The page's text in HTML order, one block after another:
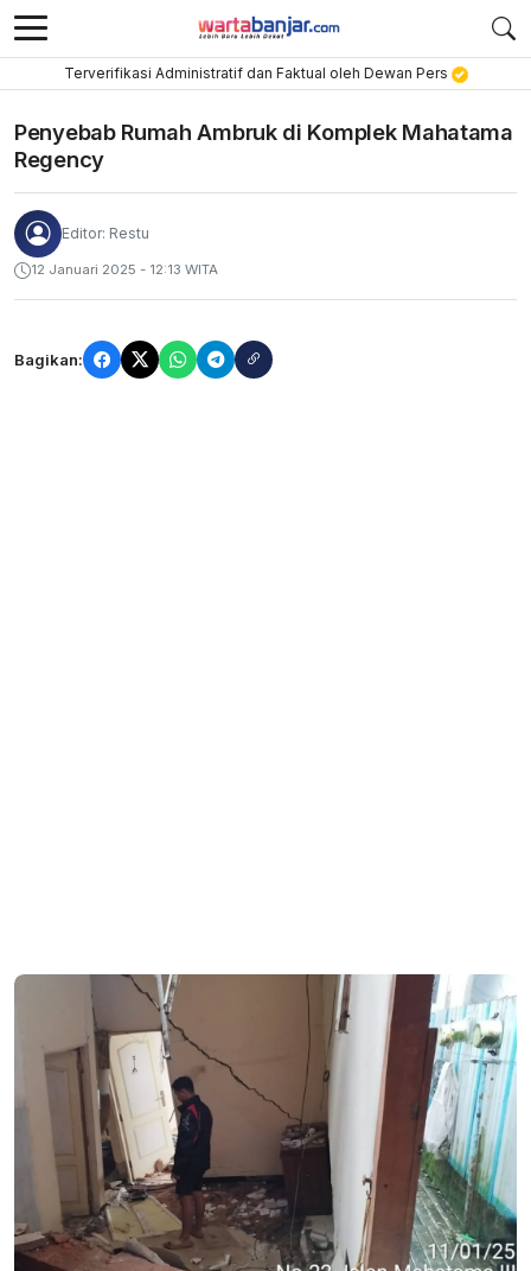
Terverifikasi Administratif dan Faktual oleh Dewan Pers
Penyebab Rumah Ambruk di Komplek Mahatama
Regency
Editor: Restu
12 Januari 2025 - 12:13 WITA
Bagikan: